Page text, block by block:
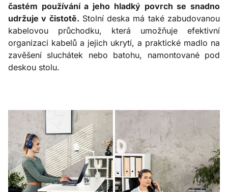
častém používání a jeho hladký povrch se snadno
udržuje v čistotě. Stolní deska má také zabudovanou
kabelovou průchodku, která umožňuje efektivní
organizaci kabelů a jejich ukrytí, a praktické madlo na
zavěšení sluchátek nebo batohu, namontované pod
deskou stolu.